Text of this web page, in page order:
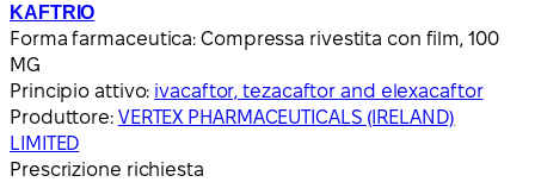
KAFTRIO
Forma farmaceutica: Compressa rivestita con film, 100
MG
Principio attivo: ivacaftor, tezacaftor and elexacaftor
Produttore: VERTEX PHARMACEUTICALS (IRELAND)
LIMITED
Prescrizione richiesta